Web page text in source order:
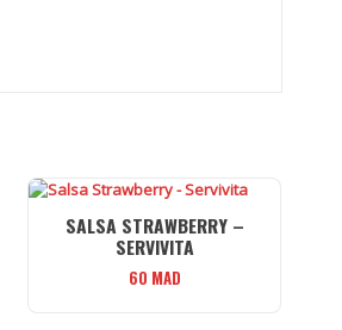
SALSA STRAWBERRY –
SERVIVITA
60 MAD